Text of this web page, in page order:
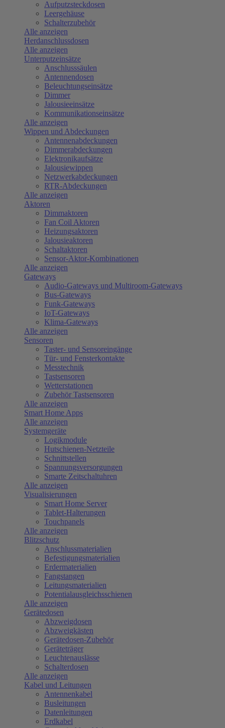
Aufputzsteckdosen
Leergehäuse
Schalterzubehör
Alle anzeigen
Herdanschlussdosen
Alle anzeigen
Unterputzeinsätze
Anschlusssäulen
Antennendosen
Beleuchtungseinsätze
Dimmer
Jalousieeinsätze
Kommunikationseinsätze
Alle anzeigen
Wippen und Abdeckungen
Antennenabdeckungen
Dimmerabdeckungen
Elektronikaufsätze
Jalousiewippen
Netzwerkabdeckungen
RTR-Abdeckungen
Alle anzeigen
Aktoren
Dimmaktoren
Fan Coil Aktoren
Heizungsaktoren
Jalousieaktoren
Schaltaktoren
Sensor-Aktor-Kombinationen
Alle anzeigen
Gateways
Audio-Gateways und Multiroom-Gateways
Bus-Gateways
Funk-Gateways
IoT-Gateways
Klima-Gateways
Alle anzeigen
Sensoren
Taster- und Sensoreingänge
Tür- und Fensterkontakte
Messtechnik
Tastsensoren
Wetterstationen
Zubehör Tastsensoren
Alle anzeigen
Smart Home Apps
Alle anzeigen
Systemgeräte
Logikmodule
Hutschienen-Netzteile
Schnittstellen
Spannungsversorgungen
Smarte Zeitschaltuhren
Alle anzeigen
Visualisierungen
Smart Home Server
Tablet-Halterungen
Touchpanels
Alle anzeigen
Blitzschutz
Anschlussmaterialien
Befestigungsmaterialien
Erdermaterialien
Fangstangen
Leitungsmaterialien
Potentialausgleichsschienen
Alle anzeigen
Gerätedosen
Abzweigdosen
Abzweigkästen
Gerätedosen-Zubehör
Geräteträger
Leuchtenauslässe
Schalterdosen
Alle anzeigen
Kabel und Leitungen
Antennenkabel
Busleitungen
Datenleitungen
Erdkabel